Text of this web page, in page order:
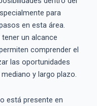
para
en esta área.
un alcance
comprender el
las oportunidades
y largo plazo.
está presente en